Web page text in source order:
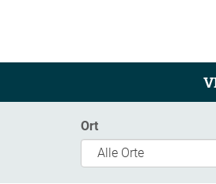
Ort
Alle Orte